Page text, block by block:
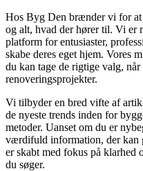
Hos Byg Den brænder vi for
og alt, hvad der hører til. Vi er
platform for entusiaster,
skabe deres eget hjem. Vores
du kan tage de rigtige valg,
renoveringsprojekter.
Vi tilbyder en bred vifte af
de nyeste trends inden for
metoder. Uanset om du er
værdifuld information, der kan
er skabt med fokus på klarhed
du søger.